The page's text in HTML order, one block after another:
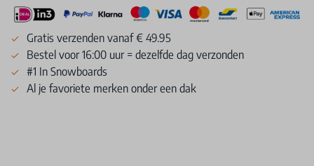
Gratis verzenden vanaf € 49.95
Bestel voor 16:00 uur = dezelfde dag verzonden
#1 In Snowboards
Al je favoriete merken onder een dak